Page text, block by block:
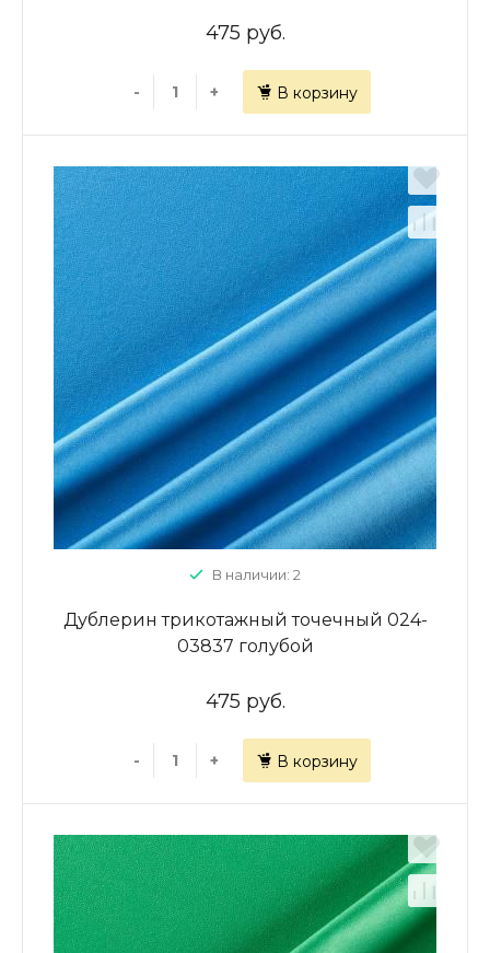
475 руб.
- + В корзину
В наличии: 2
Дублерин трикотажный точечный 024-
03837 голубой
475 руб.
- + В корзину